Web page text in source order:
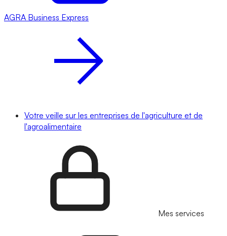
AGRA Business Express
Votre veille sur les entreprises de l'agriculture et de
l'agroalimentaire
Mes services